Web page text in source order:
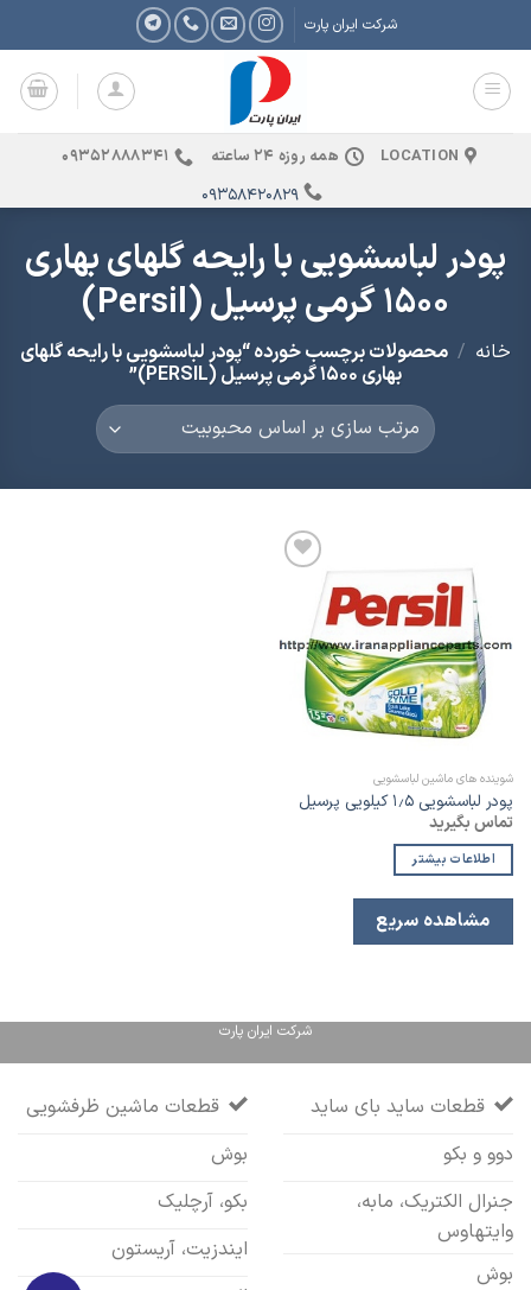
to
content
شرکت ایران پارت
LOCATION همه روزه 24 ساعته 09352888341
09358420829
پودر لباسشویی با رایحه گلهای بهاری
1500 گرمی پرسیل (Persil)
خانه / محصولات برچسب خورده “پودر لباسشویی با رایحه گلهای
بهاری 1500 گرمی پرسیل (PERSIL)”
افزودن
لیست
علاقه
مندی
شوینده های ماشین لباسشویی
پودر لباسشویی ۱٫۵ کیلویی پرسیل
تماس بگیرید
اطلاعات بیشتر
مشاهده سریع
شرکت ایران پارت
قطعات ساید بای ساید
دوو و بکو
جنرال الکتریک، مابه،
وایتهاوس
بوش
قطعات ماشین ظرفشویی
بوش
بکو، آرچلیک
ایندزیت، آریستون